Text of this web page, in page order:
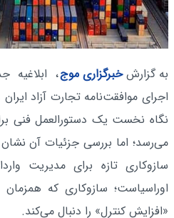
به گزارشخبرگزاری موج، ابلاغیه
اجرای موافقت‌نامه تجارت آزاد
نگاه نخست یک دستورالعمل فنی
می‌رسد؛ اما بررسی جزئیات آن
سازوکاری تازه برای مدیریت
اوراسیاست؛ سازوکاری که
«افزایش کنترل» را دنبال می‌کند.